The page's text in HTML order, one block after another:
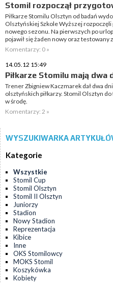
Stomil rozpoczął
Piłkarze Stomilu Olsztyn od badań
Olsztyńskiej Szkole Wyższej
nowego sezonu. Na pierwszych po
pojawił się żaden nowy oraz testowany
Komentarzy: 0 »
14.05.12 15:49
Piłkarze Stomilu mają dwa
Trener Zbigniew Kaczmarek dał dwa
olsztyńskich piłkarzy. Stomil Olsztyn
w środę.
Komentarzy: 2 »
WYSZUKIWARKA
Kategorie
Wszystkie
Stomil Cup
Stomil Olsztyn
Stomil II Olsztyn
Juniorzy
Stadion
Nowy Stadion
Reprezentacja
Kibice
Inne
OKS Stomilowcy
MOKS Stomil
Koszykówka
Kobiety